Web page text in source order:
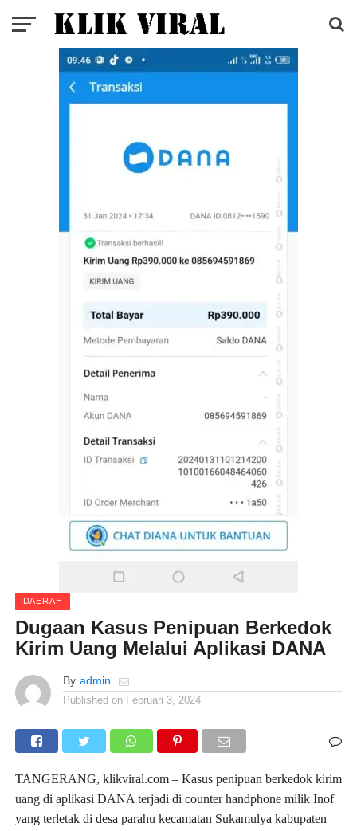
DAERAH
Dugaan Kasus Penipuan Berkedok
Kirim Uang Melalui Aplikasi DANA
By admin
Published on Februari 3, 2024
TANGERANG, klikviral.com – Kasus penipuan berkedok kirim
uang di aplikasi DANA terjadi di counter handphone milik Inof
yang terletak di desa parahu kecamatan Sukamulya kabupaten